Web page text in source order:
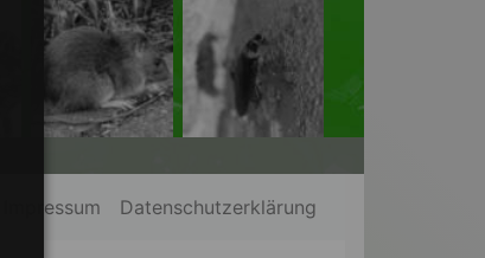
Impressum Datenschutzerklärung